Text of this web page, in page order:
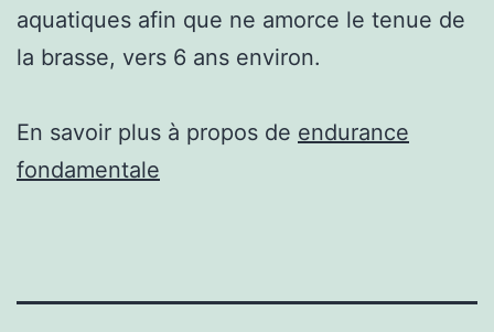
aquatiques afin que ne amorce le tenue de
la brasse, vers 6 ans environ.
En savoir plus à propos de endurance
fondamentale